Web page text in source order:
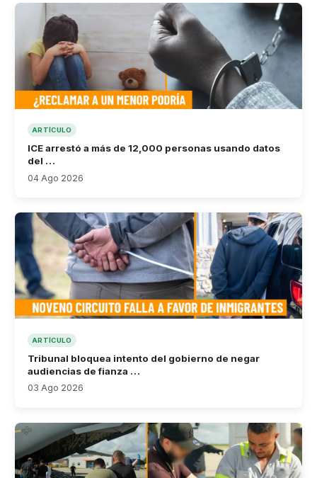
ARTÍCULO
ICE arrestó a más de 12,000 personas usando datos
del …
04 Ago 2026
ARTÍCULO
Tribunal bloquea intento del gobierno de negar
audiencias de fianza …
03 Ago 2026